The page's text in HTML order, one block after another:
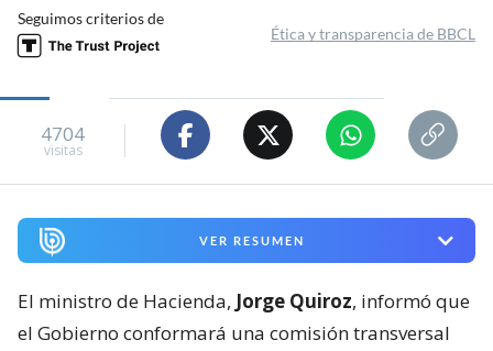
Seguimos criterios de
Ética y transparencia de BBCL
4704
visitas
VER RESUMEN
El ministro de Hacienda, Jorge Quiroz, informó que
el Gobierno conformará una comisión transversal